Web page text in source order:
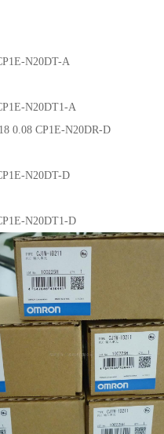
N20DT-A
N20DT1-A
0.08 CP1E-N20DR-D
N20DT-D
N20DT1-D